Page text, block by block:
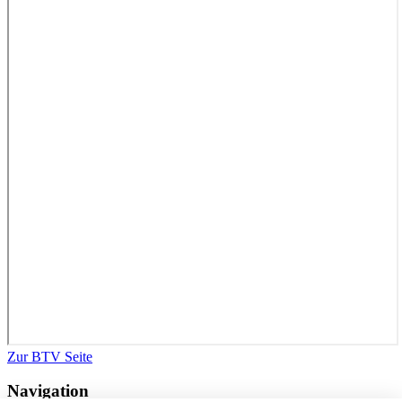
Zur BTV Seite
Navigation